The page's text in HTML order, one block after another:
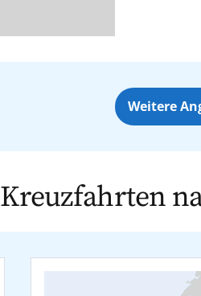
Weitere
Kreuzfahrten